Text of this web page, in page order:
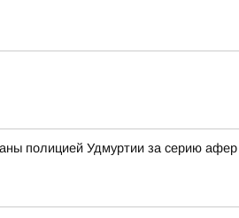
полицией Удмуртии за серию афер